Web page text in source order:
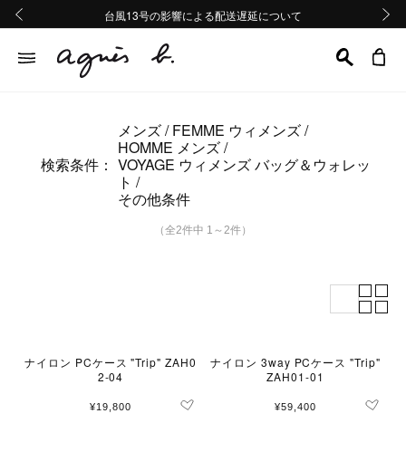
熊本地域地震の影響による配送遅延について
Summer Sale 2buy10%OFF!!
台風13号の影響による配送遅延について
熊本地域地震の影響による配送遅延について
Summer Sale 2buy10%OFF!!
検索条件：
メンズ FEMME ウィメンズ
HOMME メンズ
VOYAGE ウィメンズ バッグ＆ウォレッ
ト
その他条件
（全2件中 1～2件）
ナイロン PCケース "Trip" ZAH0
2-04
¥19,800
ナイロン 3way PCケース "Trip"
ZAH01-01
¥59,400